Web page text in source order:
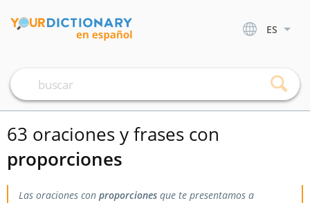
ES
63 oraciones y frases con
proporciones
Las oraciones con proporciones que te presentamos a